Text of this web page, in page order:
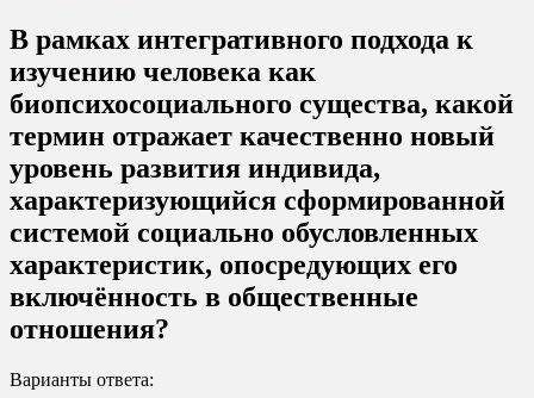
В рамках интегративного подхода к
изучению человека как
биопсихосоциального существа, какой
термин отражает качественно новый
уровень развития индивида,
характеризующийся сформированной
системой социально обусловленных
характеристик, опосредующих его
включённость в общественные
отношения?
Варианты ответа: